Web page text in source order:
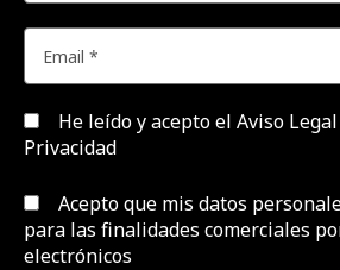
He leído y acepto el Aviso
Privacidad
Acepto que mis datos
para las finalidades comerciales
electrónicos